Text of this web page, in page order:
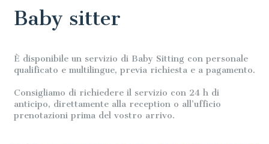
Baby sitter
È disponibile un servizio di Baby Sitting con personale
qualificato e multilingue, previa richiesta e a pagamento.
Consigliamo di richiedere il servizio con 24 h di
anticipo, direttamente alla reception o all’ufficio
prenotazioni prima del vostro arrivo.